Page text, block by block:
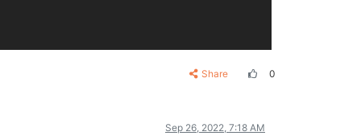
Share 0
Sep 26, 2022, 7:18 AM